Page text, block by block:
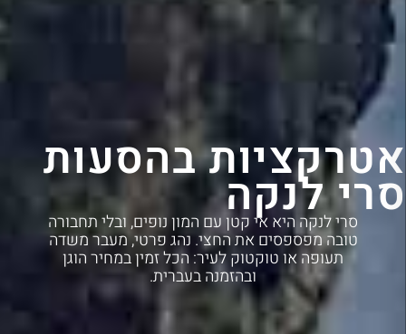
אטרקציות בהסעות
סרי לנקה
סרי לנקה היא אי קטן עם המון נופים, ובלי תחבורה
טובה מפספסים את החצי. נהג פרטי, מעבר משדה
תעופה או טוקטוק לעיר: הכל זמין במחיר הוגן
ובהזמנה בעברית.